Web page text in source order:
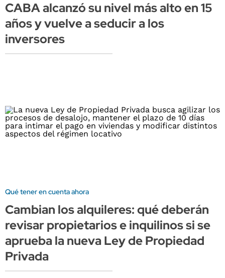
CABA alcanzó su nivel más alto en 15
años y vuelve a seducir a los
inversores
Qué tener en cuenta ahora
Cambian los alquileres: qué deberán
revisar propietarios e inquilinos si se
aprueba la nueva Ley de Propiedad
Privada